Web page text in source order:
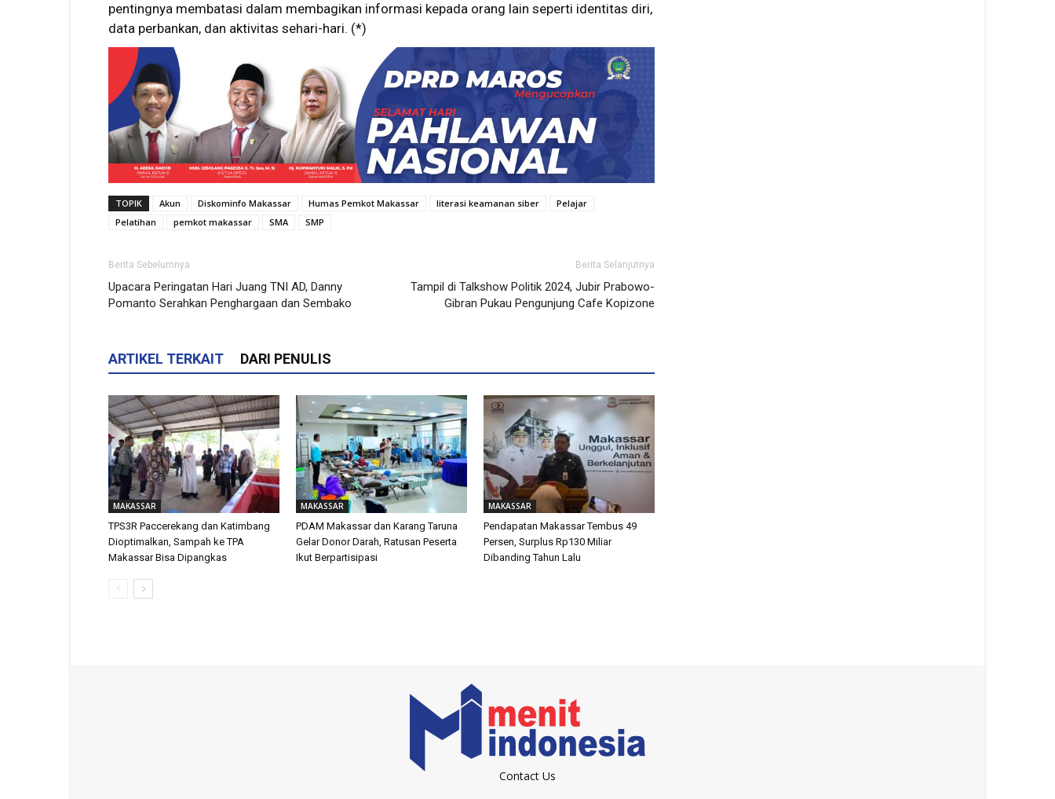
pentingnya membatasi dalam membagikan informasi kepada orang lain seperti identitas diri,
data perbankan, dan aktivitas sehari-hari. (*)
TOPIK Akun Diskominfo Makassar Humas Pemkot Makassar literasi keamanan siber
Pelajar
Pelatihan
pemkot makassar SMA SMP
Berita Sebelumnya
Upacara Peringatan Hari Juang TNI AD, Danny
Pomanto Serahkan Penghargaan dan Sembako
Berita Selanjutnya
Tampil di Talkshow Politik 2024, Jubir Prabowo-
Gibran Pukau Pengunjung Cafe Kopizone
ARTIKEL TERKAIT DARI PENULIS
MAKASSAR
TPS3R Paccerekang dan Katimbang
Dioptimalkan, Sampah ke TPA
Makassar Bisa Dipangkas
MAKASSAR
PDAM Makassar dan Karang Taruna
Gelar Donor Darah, Ratusan Peserta
Ikut Berpartisipasi
MAKASSAR
Pendapatan Makassar Tembus 49
Persen, Surplus Rp130 Miliar
Dibanding Tahun Lalu
Contact Us